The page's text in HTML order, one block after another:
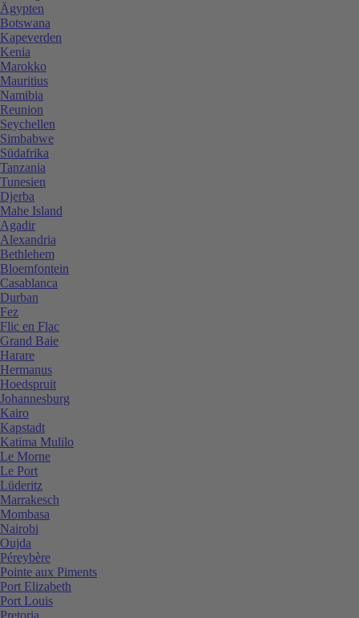
Ägypten
Botswana
Kapeverden
Kenia
Marokko
Mauritius
Namibia
Reunion
Seychellen
Simbabwe
Südafrika
Tanzania
Tunesien
Djerba
Mahe Island
Agadir
Alexandria
Bethlehem
Bloemfontein
Casablanca
Durban
Fez
Flic en Flac
Grand Baie
Harare
Hermanus
Hoedspruit
Johannesburg
Kairo
Kapstadt
Katima Mulilo
Le Morne
Le Port
Lüderitz
Marrakesch
Mombasa
Nairobi
Oujda
Péreybère
Pointe aux Piments
Port Elizabeth
Port Louis
Pretoria